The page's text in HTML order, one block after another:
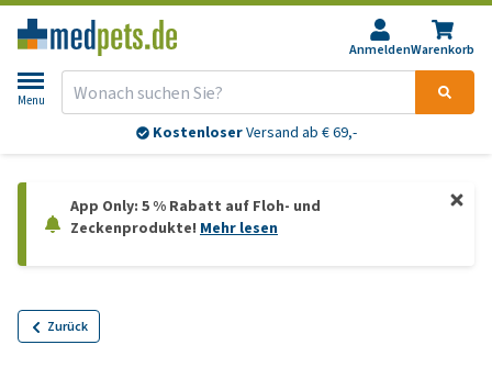
AnmeldenWarenkorb
Menu
Bis 13:00 Uhr bestellt:morgen geliefert*
App Only: 5 % Rabatt auf Floh- und
Zeckenprodukte! Mehr lesen
Zurück